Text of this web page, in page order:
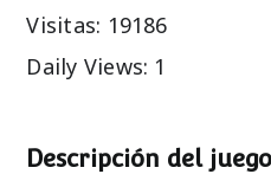
Visitas: 19186
Daily Views: 1
Descripción del